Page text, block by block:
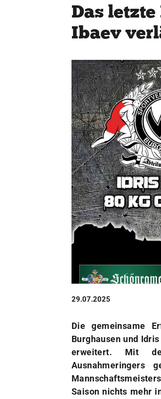
Das
Ibaev
29.07.2025
Die gemeinsame
Burghausen und
erweitert. Mit
Ausnahmeringers
Saison nichts mehr
Unser Verein
Das sind wir
Jobs